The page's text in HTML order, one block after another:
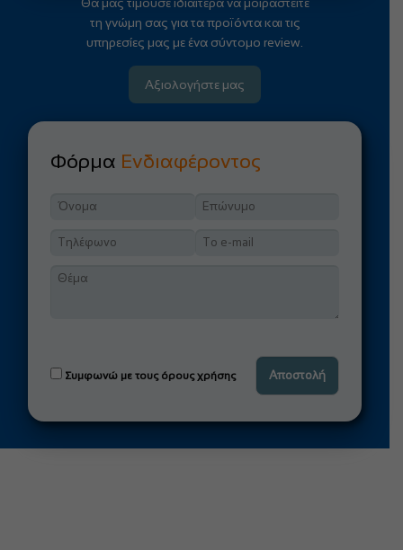
τη γνώμη σας για τα προϊόντα και τις
υπηρεσίες μας με ένα σύντομο review.
Αξιολογήστε μας
Φόρμα Ενδιαφέροντος
Συμφωνώ με τους όρους χρήσης